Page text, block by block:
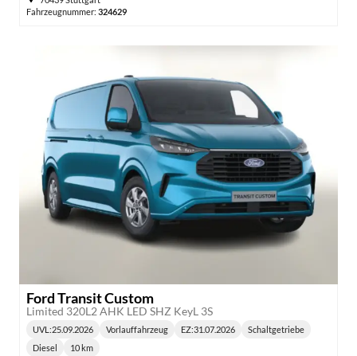
Fahrzeugnummer: 324629
Ford Transit Custom
Limited 320L2 AHK LED SHZ KeyL 3S
Lieferzeit:
UVL :25.09.2026 Vorlauffahrzeug EZ:31.07.2026
Getriebe:
Schaltgetriebe
Diesel 10 km